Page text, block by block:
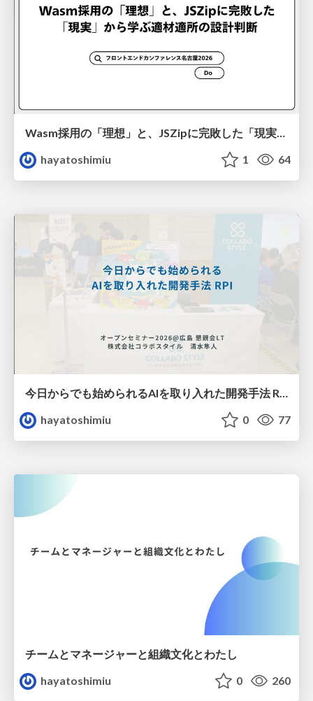
Wasm採用の「理想」と、JSZipに完敗した「現実」から学ぶ適材適所の設計判断
hayatoshimiu
1 64
今日からでも始められるAIを取り入れた開発手法 RPI
hayatoshimiu
0 77
チームとマネージャーと組織文化とわたし
hayatoshimiu
0 260